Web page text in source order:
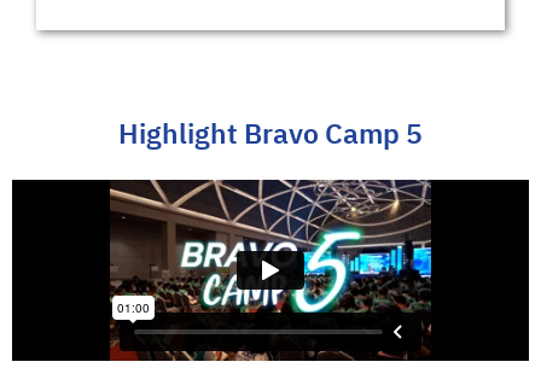
Highlight Bravo Camp 5